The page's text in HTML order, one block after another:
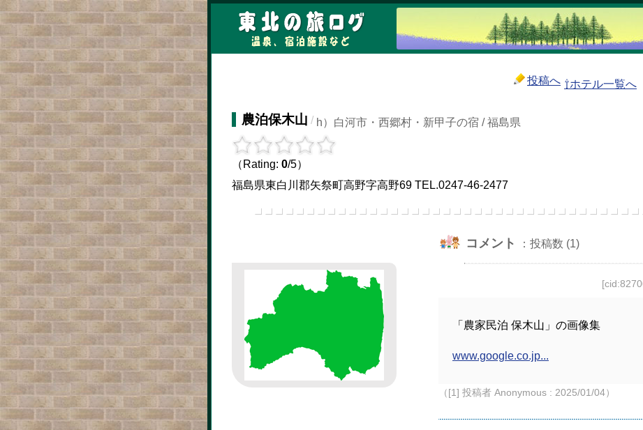
投稿へ ⇧ホテル一覧へ
農泊保木山 / h）白河市・西郷村・新甲子の宿 / 福島県
（Rating: 0/5）
福島県東白川郡矢祭町高野字高野69 TEL.0247-46-2477
コメント ：投稿数 (1)
「農家民泊 保木山」の画像集
www.google.co.jp...
（[1] 投稿者 Anonymous : 2025/01/04）